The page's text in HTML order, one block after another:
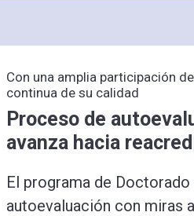
Con una amplia participación
continua de su calidad
Proceso de
avanza hacia
El programa de
autoevaluación con miras